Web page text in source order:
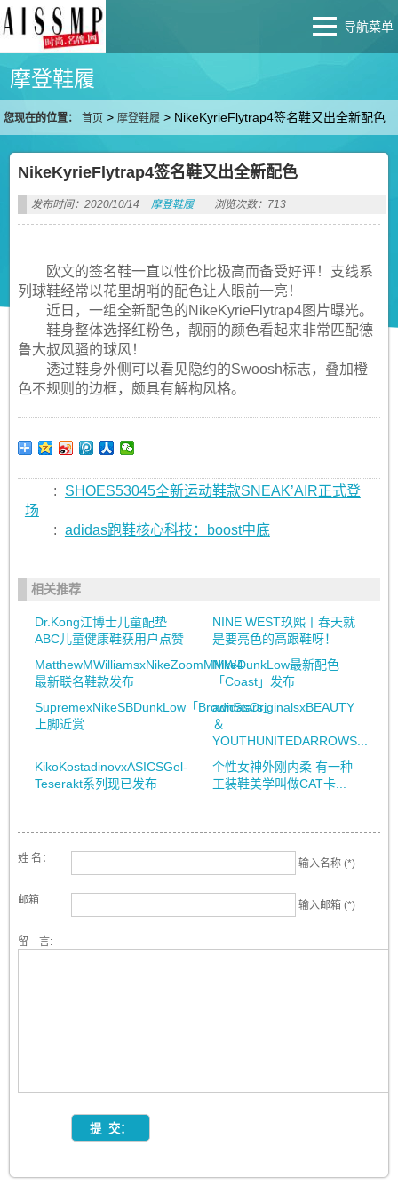
导航菜单
摩登鞋履
您现在的位置： 首页 >摩登鞋履 > NikeKyrieFlytrap4签名鞋又出全新配色
NikeKyrieFlytrap4签名鞋又出全新配色
发布时间：2020/10/14 摩登鞋履 浏览次数：713
欧文的签名鞋一直以性价比极高而备受好评！支线系
列球鞋经常以花里胡哨的配色让人眼前一亮！
近日，一组全新配色的NikeKyrieFlytrap4图片曝光。
鞋身整体选择红粉色，靓丽的颜色看起来非常匹配德
鲁大叔风骚的球风！​
透过鞋身外侧可以看见隐约的Swoosh标志，叠加橙
色不规则的边框，颇具有解构风格。
:
SHOES53045全新运动鞋款SNEAK’AIR正式登
场
: adidas跑鞋核心科技：boost中底
相关推荐
Dr.Kong江博士儿童配垫
ABC儿童健康鞋获用户点赞
NINE WEST玖熙丨春天就
是要亮色的高跟鞋呀！
MatthewMWilliamsxNikeZoomMMW4
最新联名鞋款发布
NikeDunkLow最新配色
「Coast」发布
SupremexNikeSBDunkLow「BrownStars」
上脚近赏
adidasOriginalsxBEAUTY
＆
YOUTHUNITEDARROWS...
KikoKostadinovxASICSGel-
Teserakt系列现已发布
个性女神外刚内柔 有一种
工装鞋美学叫做CAT卡...
姓 名： 输入名称 (*)
邮箱 输入邮箱 (*)
留 言: